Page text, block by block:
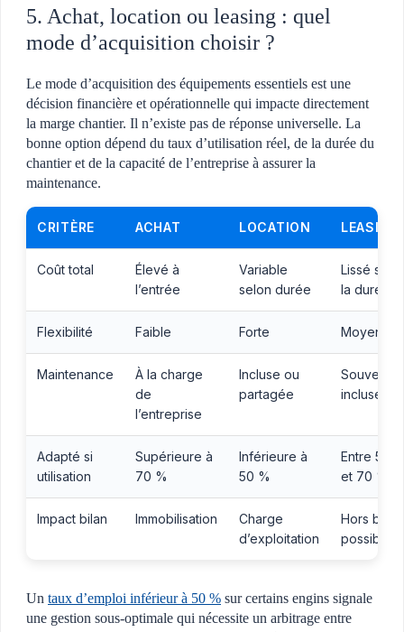
5. Achat, location ou leasing : quel
mode d’acquisition choisir ?
Le mode d’acquisition des équipements essentiels est une
décision financière et opérationnelle qui impacte directement
la marge chantier. Il n’existe pas de réponse universelle. La
bonne option dépend du taux d’utilisation réel, de la durée du
chantier et de la capacité de l’entreprise à assurer la
maintenance.
CRITÈRE ACHAT LOCATION LEASING
Coût total
Élevé à
l’entrée
Variable
selon durée
Lissé sur
la durée
Flexibilité Faible Forte Moyenne
Maintenance
À la charge
de
l’entreprise
Incluse ou
partagée
Souvent
incluse
Adapté si
utilisation
Supérieure à
70 %
Inférieure à
50 %
Entre 50
et 70 %
Impact bilan Immobilisation
Charge
d’exploitation
Hors bilan
possible
Un taux d’emploi inférieur à 50 % sur certains engins signale
une gestion sous-optimale qui nécessite un arbitrage entre